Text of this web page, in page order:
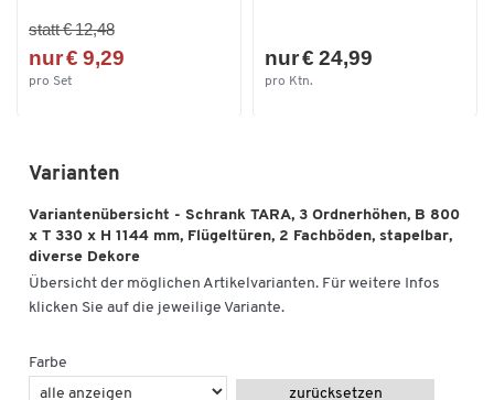
statt € 12,48
nur € 9,29
pro Set
nur € 24,99
pro Ktn.
Varianten
Variantenübersicht - Schrank TARA, 3 Ordnerhöhen, B 800
x T 330 x H 1144 mm, Flügeltüren, 2 Fachböden, stapelbar,
diverse Dekore
Übersicht der möglichen Artikelvarianten. Für weitere Infos
klicken Sie auf die jeweilige Variante.
Farbe
zurücksetzen